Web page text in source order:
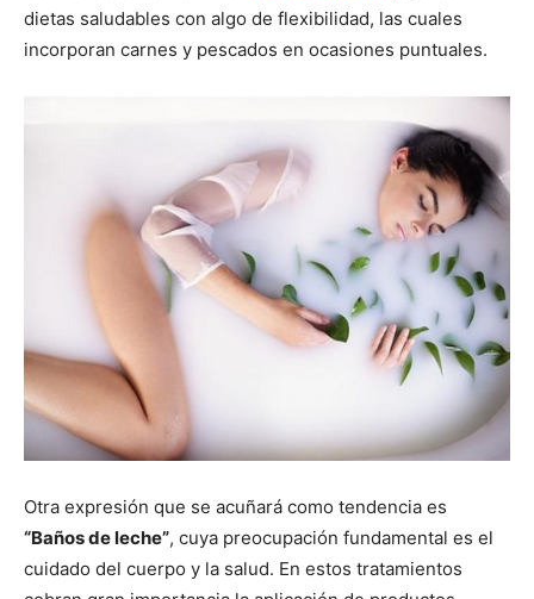
dietas saludables con algo de flexibilidad, las cuales
incorporan carnes y pescados en ocasiones puntuales.
Otra expresión que se acuñará como tendencia es
“Baños de leche”, cuya preocupación fundamental es el
cuidado del cuerpo y la salud. En estos tratamientos